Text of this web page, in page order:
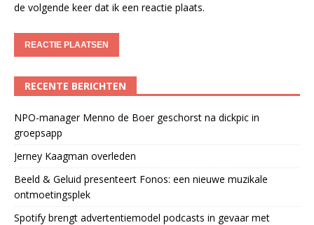
de volgende keer dat ik een reactie plaats.
RECENTE BERICHTEN
NPO-manager Menno de Boer geschorst na dickpic in
groepsapp
Jerney Kaagman overleden
Beeld & Geluid presenteert Fonos: een nieuwe muzikale
ontmoetingsplek
Spotify brengt advertentiemodel podcasts in gevaar met